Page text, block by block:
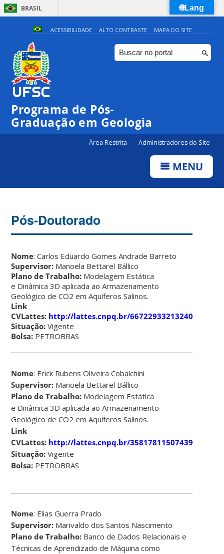
BRASIL
Simplifique!
Comunica BR
Participe
ACESSIBILIDADE ALTO CONTRASTE MAPA DO SITE
Programa de Pós-
Graduação em Geologia
Área Restrita Administradores do Site
MENU
Pós-Doutorado
Nome: Carlos Eduardo Gomes Andrade Barreto
Supervisor: Manoela Bettarel Bállico
Plano de Trabalho: Modelagem Estática
e Dinâmica 3D aplicada ao Armazenamento
Geológico de CO2 em Aquíferos Salinos.
Link
CVLattes: http://lattes.cnpq.br/6672293321324006
Situação:Vigente
Bolsa: PETROBRAS
Nome: Erick Rubens Oliveira Cobalchini
Supervisor: Manoela Bettarel Bállico
Plano de Trabalho: Modelagem Estática
e Dinâmica 3D aplicada ao Armazenamento
Geológico de CO2 em Aquíferos Salinos.
Link
CVLattes: http://lattes.cnpq.br/3581781150743979
Situação:Vigente
Bolsa: PETROBRAS
Nome: Elias Guerra Prado
Supervisor: Marivaldo dos Santos Nascimento
Plano de Trabalho: Banco de Dados Relacionais e
Técnicas de Aprendizado de Máquina como
🌐Lang